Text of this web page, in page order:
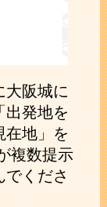
大阪城に
出発地を
在地」を
複数提示
くださ